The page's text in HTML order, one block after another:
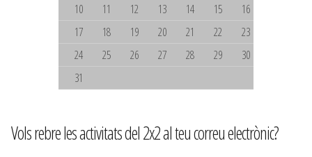
10
11 12 13 14 15
16
17
18 19 20 21 22
23
24
25 26 27 28 29
30
31
Vols rebre les activitats del 2x2 al teu correu electrònic?